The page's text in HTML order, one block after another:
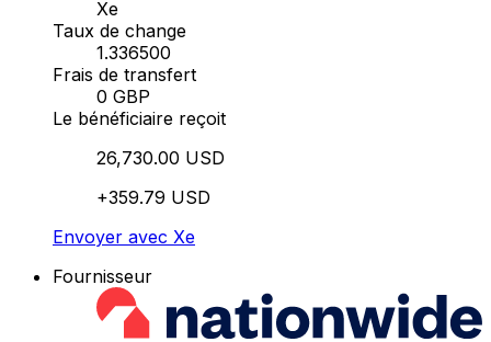
Xe
Taux de change
1.336500
Frais de transfert
0 GBP
Le bénéficiaire reçoit
26,730.00 USD
+359.79 USD
Envoyer avec Xe
Fournisseur